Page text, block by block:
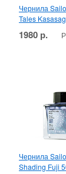
Чернила
Tales
1980 р.
Чернила
Shading Fuji